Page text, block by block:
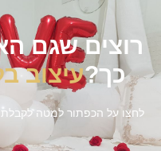
רוצים שגם
כך?עיצוב
לחצו על הכפתור למטה לקבלת